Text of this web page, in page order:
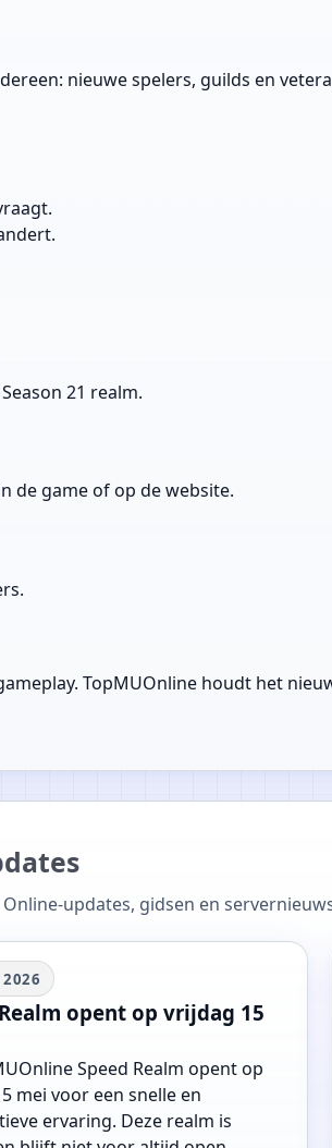
nieuwe spelers, guilds en
21 realm.
de game of op de website.
TopMUOnline houdt het
updates, gidsen en
opent op vrijdag 15
Speed Realm opent op
mei voor een snelle en
ervaring. Deze realm is